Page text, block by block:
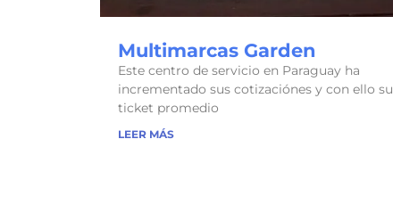
Multimarcas Garden
Este centro de servicio en Paraguay ha
incrementado sus cotizaciónes y con ello su
ticket promedio
LEER MÁS